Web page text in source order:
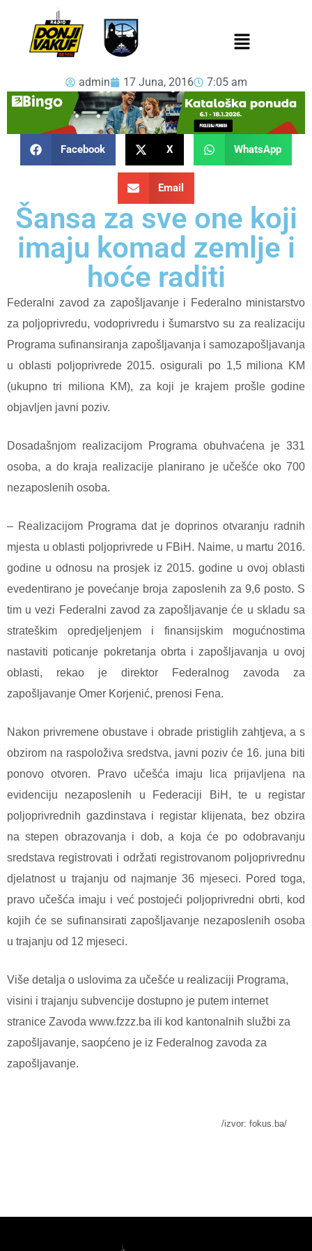
admin 17 Juna, 2016 7:05 am
Facebook X WhatsApp
Email
Šansa za sve one koji
imaju komad zemlje i
hoće raditi
Federalni zavod za zapošljavanje i Federalno ministarstvo
za poljoprivredu, vodoprivredu i šumarstvo su za realizaciju
Programa sufinansiranja zapošljavanja i samozapošljavanja
u oblasti poljoprivrede 2015. osigurali po 1,5 miliona KM
(ukupno tri miliona KM), za koji je krajem prošle godine
objavljen javni poziv.
Dosadašnjom realizacijom Programa obuhvaćena je 331
osoba, a do kraja realizacije planirano je učešće oko 700
nezaposlenih osoba.
– Realizacijom Programa dat je doprinos otvaranju radnih
mjesta u oblasti poljoprivrede u FBiH. Naime, u martu 2016.
godine u odnosu na prosjek iz 2015. godine u ovoj oblasti
evedentirano je povećanje broja zaposlenih za 9,6 posto. S
tim u vezi Federalni zavod za zapošljavanje će u skladu sa
strateškim opredjeljenjem i finansijskim mogućnostima
nastaviti poticanje pokretanja obrta i zapošljavanja u ovoj
oblasti, rekao je direktor Federalnog zavoda za
zapošljavanje Omer Korjenić, prenosi Fena.
Nakon privremene obustave i obrade pristiglih zahtjeva, a s
obzirom na raspoloživa sredstva, javni poziv će 16. juna biti
ponovo otvoren. Pravo učešća imaju lica prijavljena na
evidenciju nezaposlenih u Federaciji BiH, te u registar
poljoprivrednih gazdinstava i registar klijenata, bez obzira
na stepen obrazovanja i dob, a koja će po odobravanju
sredstava registrovati i održati registrovanom poljoprivrednu
djelatnost u trajanju od najmanje 36 mjeseci. Pored toga,
pravo učešća imaju i već postojeći poljoprivredni obrti, kod
kojih će se sufinansirati zapošljavanje nezaposlenih osoba
u trajanju od 12 mjeseci.
Više detalja o uslovima za učešće u realizaciji Programa,
visini i trajanju subvencije dostupno je putem internet
stranice Zavoda www.fzzz.ba ili kod kantonalnih službi za
zapošljavanje, saopćeno je iz Federalnog zavoda za
zapošljavanje.
/izvor: fokus.ba/